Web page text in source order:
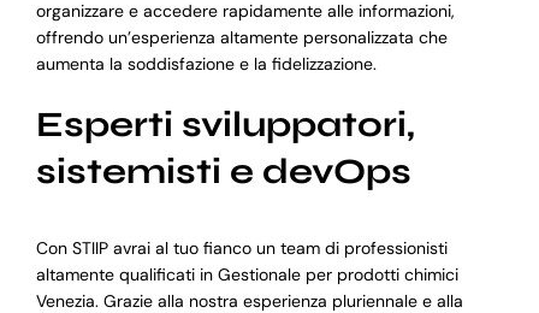
organizzare e accedere rapidamente alle informazioni,
offrendo un’esperienza altamente personalizzata che
aumenta la soddisfazione e la fidelizzazione.
Esperti sviluppatori,
sistemisti e devOps
Con STIIP avrai al tuo fianco un team di professionisti
altamente qualificati in Gestionale per prodotti chimici
Venezia. Grazie alla nostra esperienza pluriennale e alla